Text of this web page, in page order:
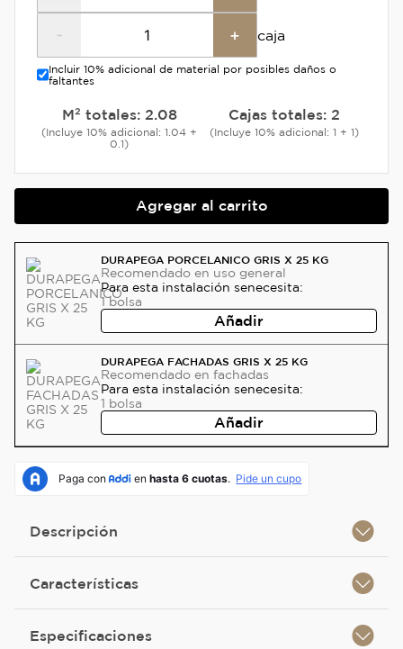
- + caja
Incluir 10% adicional de material por posibles daños o
faltantes
M² totales: 2.08
(Incluye 10% adicional: 1.04 +
0.1)
Cajas totales: 2
(Incluye 10% adicional: 1 + 1)
Agregar al carrito
DURAPEGA PORCELANICO GRIS X 25 KG
Recomendado en uso general
Para esta instalación senecesita:
1 bolsa
Añadir
DURAPEGA FACHADAS GRIS X 25 KG
Recomendado en fachadas
Para esta instalación senecesita:
1 bolsa
Añadir
Descripción
Características
Especificaciones